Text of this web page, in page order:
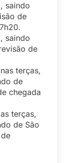
saindo
de
saindo
de
terças,
de
chegada
terças,
de São